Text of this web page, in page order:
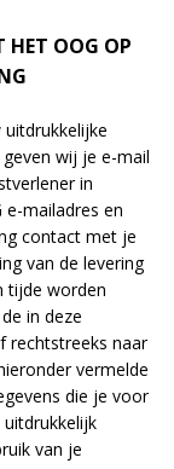
HET OOG OP
wij je e-mail
in
e-mailadres en
contact met je
van de levering
tijde worden
in deze
rechtstreeks naar
vermelde
die je voor
van je